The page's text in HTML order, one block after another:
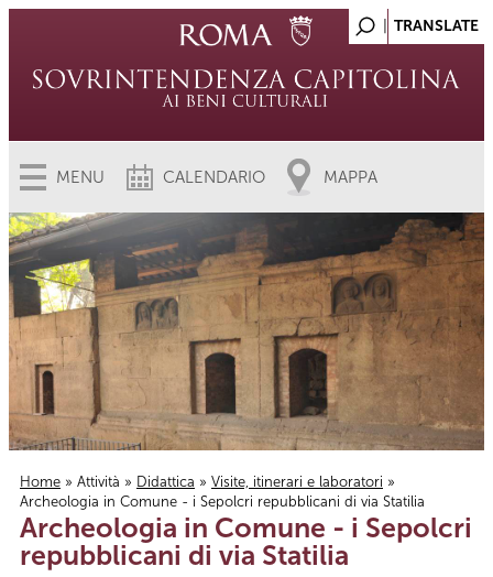
MENU CALENDARIO MAPPA
Tu sei qui
Home » Attività » Didattica » Visite, itinerari e laboratori »
Archeologia in Comune - i Sepolcri repubblicani di via Statilia
Archeologia in Comune - i Sepolcri
repubblicani di via Statilia